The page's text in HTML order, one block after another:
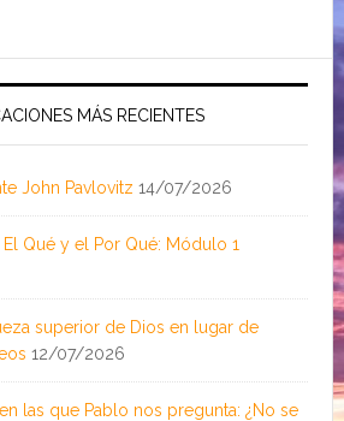
MÁS RECIENTES
John Pavlovitz 14/07/2026
Qué y el Por Qué: Módulo 1
superior de Dios en lugar de
12/07/2026
las que Pablo nos pregunta: ¿No se